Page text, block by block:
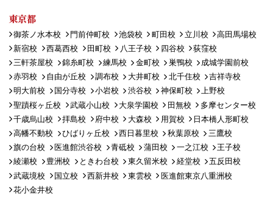
東京都
御茶ノ水本校 門前仲町校 池袋校 町田校 立川校
高田馬場校
新宿校
西葛西校 田町校 八王子校 四谷校
荻窪校
三軒茶屋校
錦糸町校 練馬校 金町校 巣鴨校
成城学園前校
赤羽校
自由が丘校 調布校 大井町校 北千住校
吉祥寺校
明大前校
国分寺校 小岩校 渋谷校 神保町校
上野校
聖蹟桜ヶ丘校
武蔵小山校 大泉学園校 田無校
多摩センター校
千歳烏山校
拝島校 府中校 大森校 用賀校
日本橋人形町校
高幡不動校
ひばりヶ丘校 西日暮里校 秋葉原校
三鷹校
旗の台校
医進館渋谷校 青砥校 蒲田校 一之江校
王子校
綾瀬校
豊洲校 ときわ台校 東久留米校 経堂校
五反田校
武蔵境校
国立校 西新井校 東雲校
医進館東京八重洲校
花小金井校